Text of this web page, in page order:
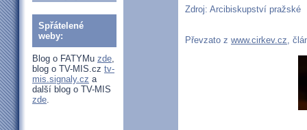
Spřátelené
weby:
Blog o FATYMu zde,
blog o TV-MIS.cz tv-
mis.signaly.cz a
další blog o TV-MIS
zde.
Zdroj: Arcibiskupství pražské
Převzato z www.cirkev.cz,